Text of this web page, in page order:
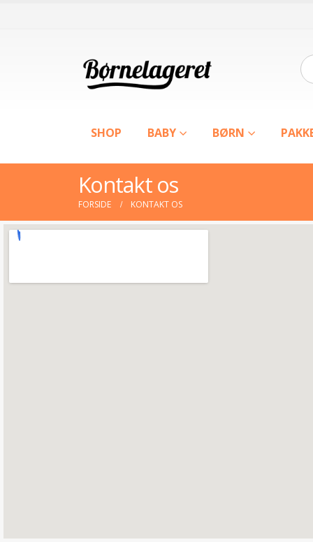
SHOP BABY BØRN
Kontakt os
FORSIDE KONTAKT OS